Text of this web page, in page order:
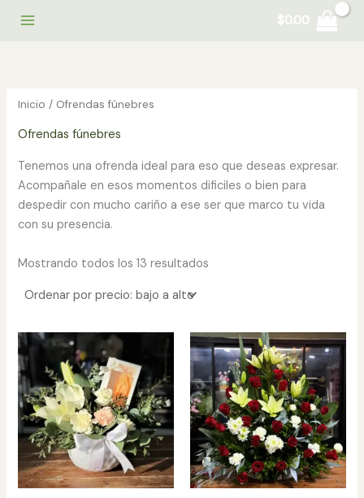
$0.00
Inicio / Ofrendas fúnebres
Ofrendas fúnebres
Tenemos una ofrenda ideal para eso que deseas expresar.
Acompañale en esos momentos dificiles o bien para
despedir con mucho cariño a ese ser que marco tu vida
con su presencia.
Mostrando todos los 13 resultados